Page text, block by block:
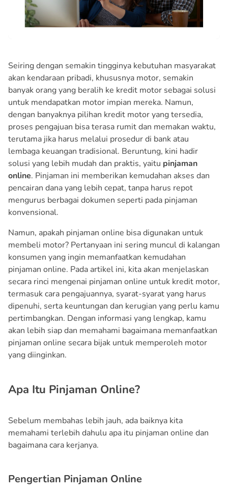
Seiring dengan semakin tingginya kebutuhan masyarakat
akan kendaraan pribadi, khususnya motor, semakin
banyak orang yang beralih ke kredit motor sebagai solusi
untuk mendapatkan motor impian mereka. Namun,
dengan banyaknya pilihan kredit motor yang tersedia,
proses pengajuan bisa terasa rumit dan memakan waktu,
terutama jika harus melalui prosedur di bank atau
lembaga keuangan tradisional. Beruntung, kini hadir
solusi yang lebih mudah dan praktis, yaitu pinjaman
online. Pinjaman ini memberikan kemudahan akses dan
pencairan dana yang lebih cepat, tanpa harus repot
mengurus berbagai dokumen seperti pada pinjaman
konvensional.
Namun, apakah pinjaman online bisa digunakan untuk
membeli motor? Pertanyaan ini sering muncul di kalangan
konsumen yang ingin memanfaatkan kemudahan
pinjaman online. Pada artikel ini, kita akan menjelaskan
secara rinci mengenai pinjaman online untuk kredit motor,
termasuk cara pengajuannya, syarat-syarat yang harus
dipenuhi, serta keuntungan dan kerugian yang perlu kamu
pertimbangkan. Dengan informasi yang lengkap, kamu
akan lebih siap dan memahami bagaimana memanfaatkan
pinjaman online secara bijak untuk memperoleh motor
yang diinginkan.
Apa Itu Pinjaman Online?
Sebelum membahas lebih jauh, ada baiknya kita
memahami terlebih dahulu apa itu pinjaman online dan
bagaimana cara kerjanya.
Pengertian Pinjaman Online